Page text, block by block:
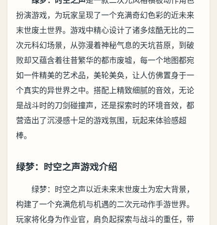
扮演游戏，为玩家呈现了一个充满奇幻色彩的近未来
末世废土世界。游戏中精心设计了诸多炫酷无比的二
次元科幻场景，从弥漫着神秘气息的天坑苔原，到破
败却又蕴含着往昔繁华的都市废墟，每一个地图都宛
如一件精美的艺术品，美轮美奂，让人仿佛置身于一
个真实的异世界之中。搭配上精致细腻的音效，无论
是战斗时的刀剑碰撞声，还是探索时的环境音效，都
营造出了沉浸感十足的游戏氛围，玩起来体验感超
棒。
绿梦：时空之声游戏介绍
绿梦：时空之声以近未来末世废土为宏大背景，
构建了一个充满危机与机遇的二次元动作手游世界。
玩家将化身为作业官，肩负起探索与战斗的重任，带